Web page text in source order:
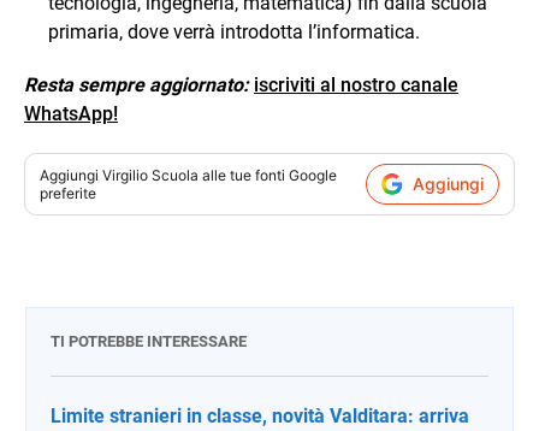
primaria, dove verrà introdotta l’informatica.
Resta sempre aggiornato: iscriviti al nostro canale
WhatsApp!
Aggiungi Virgilio Scuola alle tue fonti Google
preferite
Aggiungi
TI POTREBBE INTERESSARE
Limite stranieri in classe, novità Valditara: arriva